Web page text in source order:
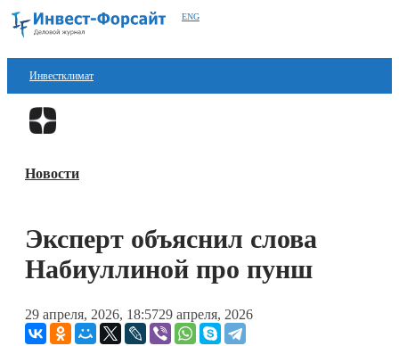
ENG
Инвестклимат
Финансы
Блокчейн
Книги
Новости
Эксперт объяснил слова
Набиуллиной про пунш
29 апреля, 2026, 18:5729 апреля, 2026